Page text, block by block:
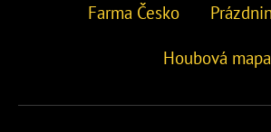
Farma Česko
Houbová mapa